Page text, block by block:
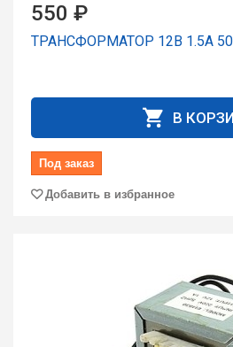
550 ₽
ТРАНСФОРМАТОР 12В 1.5А
В
Под заказ
Добавить в избранное